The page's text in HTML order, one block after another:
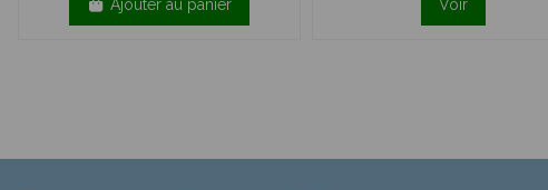
Ajouter au panier Voir